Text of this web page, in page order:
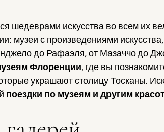
шедеврами искусства во всем их
музеи с произведениями
до Рафаэля, от Мазаччо до
Флоренции, где вы
украшают столицу Тосканы.
поездки по музеям и другим